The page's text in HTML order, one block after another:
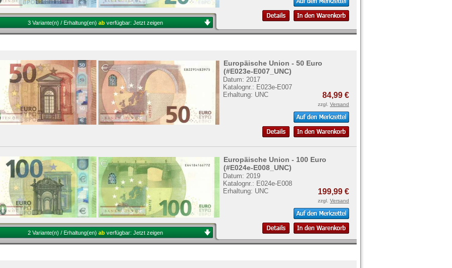
3 Variante(n) / Erhaltung(en) ab verfügbar: Jetzt zeigen
Europäische Union - 50 Euro
(#E023e-E007_UNC)
Datum: 2017
Katalognr.: E023e-E007
Erhaltung: UNC
84,99 €
zzgl. Versand
Europäische Union - 100 Euro
(#E024e-E008_UNC)
Datum: 2019
Katalognr.: E024e-E008
Erhaltung: UNC
199,99 €
zzgl. Versand
2 Variante(n) / Erhaltung(en) ab verfügbar: Jetzt zeigen